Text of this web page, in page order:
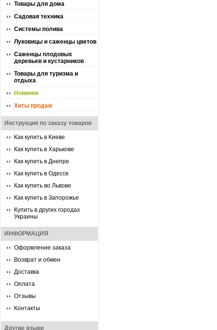
Товары для дома
Садовая техника
Системы полива
Луковицы и саженцы цветов
Саженцы плодовых
деревьев и кустарников
Товары для туризма и
отдыха
Новинки
Хиты продаж
Инструкция по заказу товаров
Как купить в Киеве
Как купить в Харькове
Как купить в Днепре
Как купить в Одессе
Как купить во Львове
Как купить в Запорожье
Купить в других городах
Украины
ИНФОРМАЦИЯ
Оформление заказа
Возврат и обмен
Доставка
Оплата
Отзывы
Контакты
Другие языки